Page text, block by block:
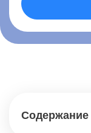
Содержание